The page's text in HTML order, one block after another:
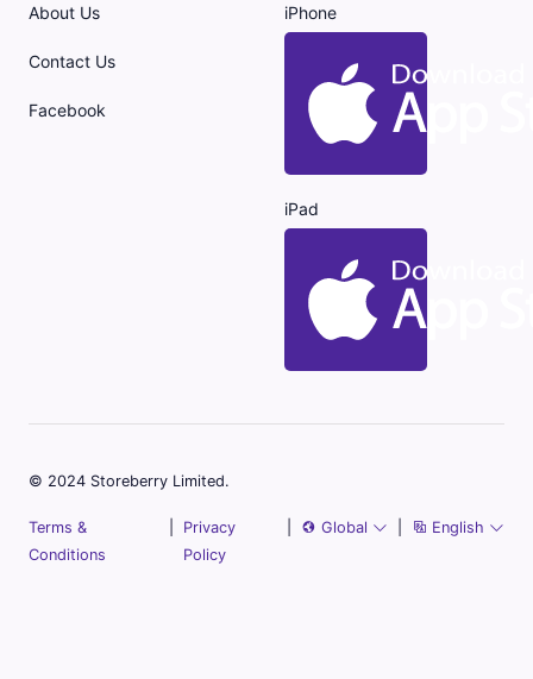
About Us
Contact Us
Facebook
iPhone
iPad
© 2024 Storeberry Limited.
Terms &
Conditions
Privacy
Policy
Global English